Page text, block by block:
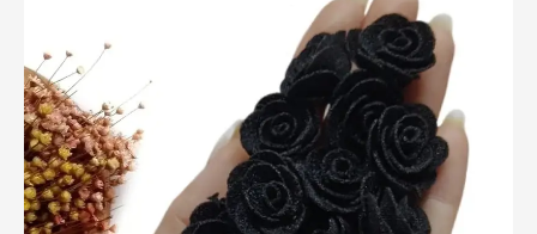
POLIÉSTER
3CM
PRETO
UND
quantidade